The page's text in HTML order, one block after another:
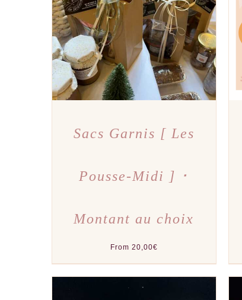
CHOIX DES OPTIONS CE
PRODUIT
A
PLUSIEURS
VARIATIONS.
LES
OPTIONS
PEUVENT
ÊTRE
CHOISIES
SUR
PRODUIT
/ APERÇU
Sacs Garnis [ Les
Pousse-Midi ] ･
Montant au choix
From 20,00€